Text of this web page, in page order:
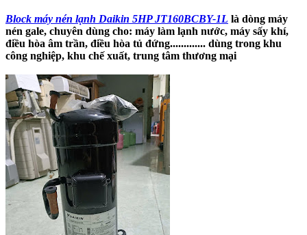
Block máy nén lạnh Daikin 5HP JT160BCBY-1L là dòng máy
nén gale, chuyên dùng cho: máy làm lạnh nước, máy sấy khí,
điều hòa âm trần, điều hòa tủ đứng............. dùng trong khu
công nghiệp, khu chế xuất, trung tâm thương mại